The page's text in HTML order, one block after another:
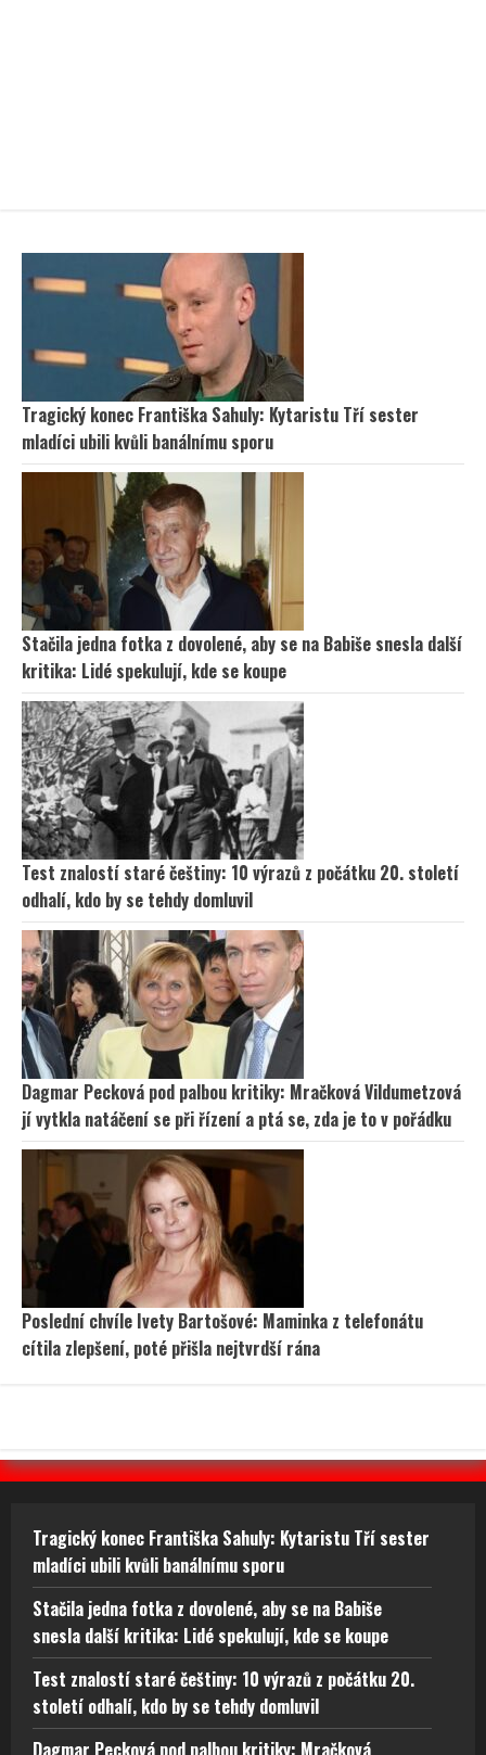
Tragický konec Františka Sahuly: Kytaristu Tří sester
mladíci ubili kvůli banálnímu sporu
Stačila jedna fotka z dovolené, aby se na Babiše snesla další
kritika: Lidé spekulují, kde se koupe
Test znalostí staré češtiny: 10 výrazů z počátku 20. století
odhalí, kdo by se tehdy domluvil
Dagmar Pecková pod palbou kritiky: Mračková Vildumetzová
jí vytkla natáčení se při řízení a ptá se, zda je to v pořádku
Poslední chvíle Ivety Bartošové: Maminka z telefonátu
cítila zlepšení, poté přišla nejtvrdší rána
Tragický konec Františka Sahuly: Kytaristu Tří sester
mladíci ubili kvůli banálnímu sporu
Stačila jedna fotka z dovolené, aby se na Babiše
snesla další kritika: Lidé spekulují, kde se koupe
Test znalostí staré češtiny: 10 výrazů z počátku 20.
století odhalí, kdo by se tehdy domluvil